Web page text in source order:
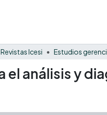
Revistas Icesi Estudios
el análisis y